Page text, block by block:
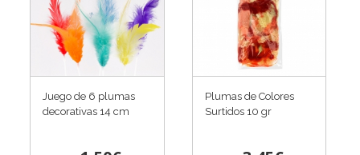
Juego de 6 plumas
decorativas 14 cm
Plumas de Colores
Surtidos 10 gr